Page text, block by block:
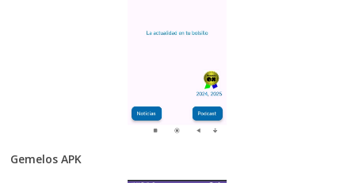
Gemelos APK